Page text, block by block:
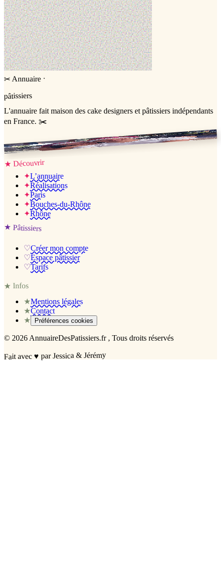
✂ Annuaire ·
pâtissiers
L'annuaire fait maison des cake designers et pâtissiers indépendants
en France. ✂️
Jessica & Jérémy ♡
★ Découvrir
✦L’annuaire
✦Réalisations
✦Paris
✦Bouches-du-Rhône
✦Rhône
★ Pâtissiers
♡Créer mon compte
♡Espace pâtissier
♡Tarifs
★Infos
★Mentions légales
★Contact
★
Préférences cookies
© 2026 AnnuaireDesPatissiers.fr , Tous droits réservés
Fait avec♥ par Jessica & Jérémy